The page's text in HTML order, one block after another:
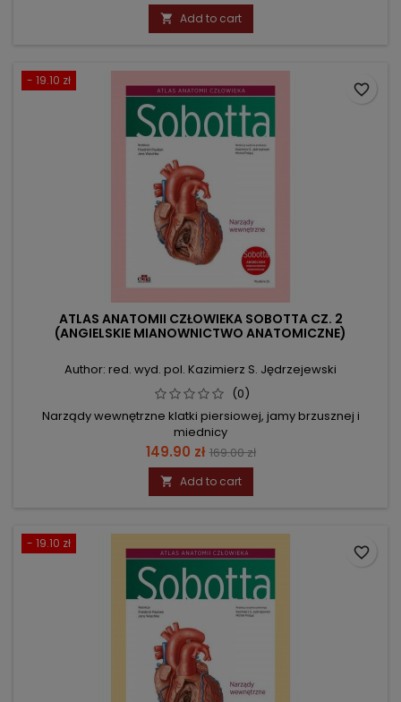
price
 Add to cart
- 19.10 zł
ATLAS ANATOMII CZŁOWIEKA SOBOTTA CZ. 2
(ANGIELSKIE MIANOWNICTWO ANATOMICZNE)
Author: red. wyd. pol. Kazimierz S. Jędrzejewski
(0)
Narządy wewnętrzne klatki piersiowej, jamy brzusznej i
miednicy
Price
149.90 zł Regular
price
169.00 zł
 Add to cart
favorite_border
- 19.10 zł
favorite_border